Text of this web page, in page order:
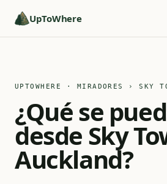
UpToWhere
UPTOWHERE · MIRADORES › SKY
¿Qué se
desde Sky
Auckland?